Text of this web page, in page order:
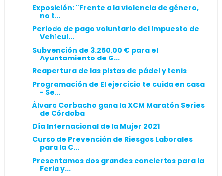
Exposición: "Frente a la violencia de género,
no t...
Periodo de pago voluntario del Impuesto de
Vehícul...
Subvención de 3.250,00 € para el
Ayuntamiento de G...
Reapertura de las pistas de pádel y tenis
Programación de El ejercicio te cuida en casa
- Se...
Álvaro Corbacho gana la XCM Maratón Series
de Córdoba
Día Internacional de la Mujer 2021
Curso de Prevención de Riesgos Laborales
para la C...
Presentamos dos grandes conciertos para la
Feria y...